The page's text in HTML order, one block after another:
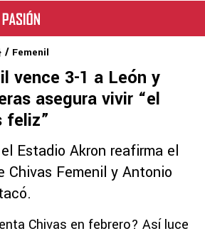
Femenil
vence 3-1 a León y
asegura vivir “el
feliz”
Estadio Akron reafirma el
Chivas Femenil y Antonio
Chivas en febrero? Así luce